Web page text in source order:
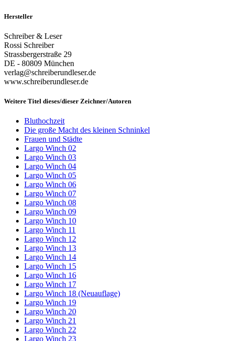
Hersteller
Schreiber & Leser
Rossi Schreiber
Strassbergerstraße 29
DE - 80809 München
verlag@schreiberundleser.de
www.schreiberundleser.de
Weitere Titel dieses/dieser Zeichner/Autoren
Bluthochzeit
Die große Macht des kleinen Schninkel
Frauen und Städte
Largo Winch 02
Largo Winch 03
Largo Winch 04
Largo Winch 05
Largo Winch 06
Largo Winch 07
Largo Winch 08
Largo Winch 09
Largo Winch 10
Largo Winch 11
Largo Winch 12
Largo Winch 13
Largo Winch 14
Largo Winch 15
Largo Winch 16
Largo Winch 17
Largo Winch 18 (Neuauflage)
Largo Winch 19
Largo Winch 20
Largo Winch 21
Largo Winch 22
Largo Winch 23